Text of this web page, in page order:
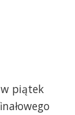
piątek